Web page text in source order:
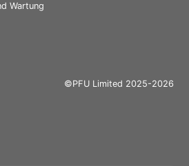
Wartung
©PFU Limited 2025-2026